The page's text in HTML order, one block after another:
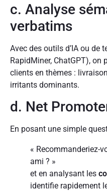
c. Analyse
verbatims
Avec des outils d’IA ou de
RapidMiner, ChatGPT), on
clients en thèmes :
irritants dominants.
d. Net
En posant une simple
« Recommanderiez-
ami ? »
et en analysant les
identifie rapidement